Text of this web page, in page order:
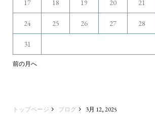
17 18 19 20 21
24 25 26 27 28
31
前の月へ
トップページ ブログ 3月 12, 2025